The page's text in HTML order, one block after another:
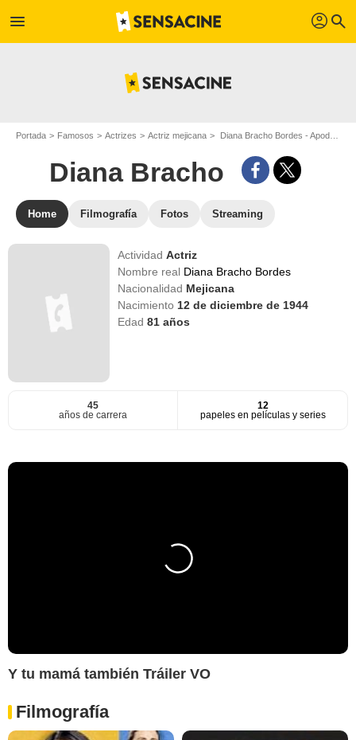
menu profil search
Portada Famosos Actrizes Actriz mejicana Diana Bracho Bordes - Apodo : Diana Bracho
Diana Bracho
Home Filmografía Fotos Streaming
ActividadActriz
Nombre real Diana Bracho Bordes
Nacionalidad Mejicana
Nacimiento 12 de diciembre de 1944
Edad81 años
45
años de carrera
12
papeles en películas y series
Y tu mamá también Tráiler VO
Filmografía